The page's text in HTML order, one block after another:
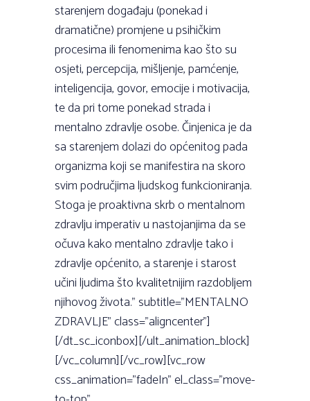
starenjem događaju (ponekad i
dramatične) promjene u psihičkim
procesima ili fenomenima kao što su
osjeti, percepcija, mišljenje, pamćenje,
inteligencija, govor, emocije i motivacija,
te da pri tome ponekad strada i
mentalno zdravlje osobe. Činjenica je da
sa starenjem dolazi do općenitog pada
organizma koji se manifestira na skoro
svim područjima ljudskog funkcioniranja.
Stoga je proaktivna skrb o mentalnom
zdravlju imperativ u nastojanjima da se
očuva kako mentalno zdravlje tako i
zdravlje općenito, a starenje i starost
učini ljudima što kvalitetnijim razdobljem
njihovog života.” subtitle=”MENTALNO
ZDRAVLJE” class=”aligncenter”]
[/dt_sc_iconbox][/ult_animation_block]
[/vc_column][/vc_row][vc_row
css_animation=”fadeIn” el_class=”move-